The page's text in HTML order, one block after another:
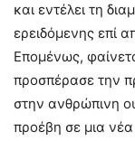
και εντέλει τη
ερειδόμενης επί
Επομένως,
προσπέρασε την
στην ανθρώπινη
προέβη σε μια